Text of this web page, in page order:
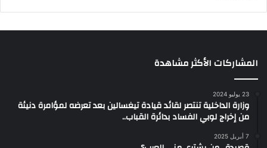
المشاركات الأكثر مشاهدة
23 يوليو 2024
وزارة الداخلية تنتصر لقائد قيادة تيغسالين بعد تعرضه لمؤامرة دنيئة
من إخراج لوبي الفساد بدائرة القباب..
7 أبريل 2025